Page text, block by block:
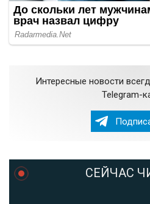
Интересные новости
Telegram-
СЕЙЧАС